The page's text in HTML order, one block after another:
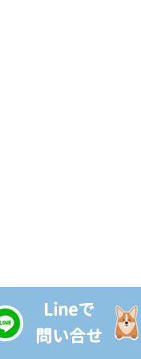
Lineで
問い合せ